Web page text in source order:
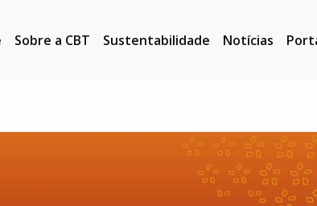
Sobre a CBT Sustentabilidade Notícias